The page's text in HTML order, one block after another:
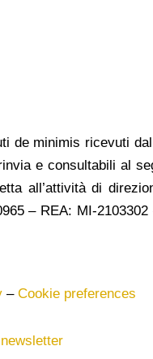
de minimis ricevuti
e consultabili al
all’attività di
– REA: MI-
– Cookie preferences